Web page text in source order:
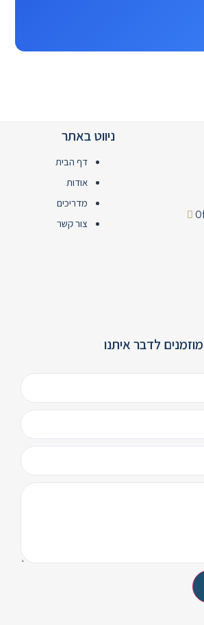
ניווט באתר
דף הבית
אודות
מדריכים
צור קשר
מוזמנים לדבר איתנו